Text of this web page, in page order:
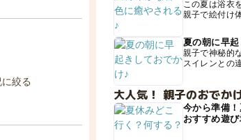
絞る
この夏は浴衣
親子で絵付け
夏の朝に早
親子で神秘的
スイレンとの
大人気！ 親子のおでか
今から準備
おすすめ遊